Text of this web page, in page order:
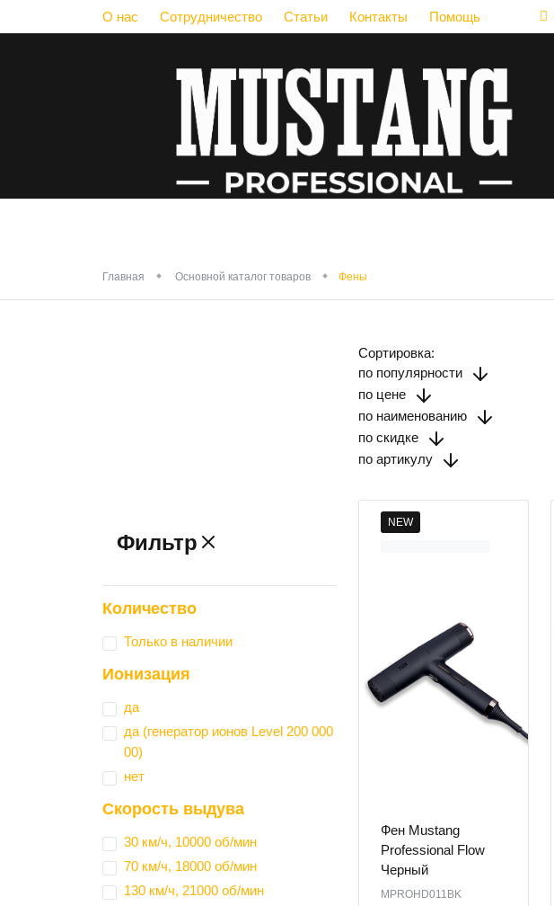
О нас Сотрудничество Статьи Контакты Помощь
Главная Основной каталог товаров Фены
Сортировка:
по популярности
по цене
по наименованию
по скидке
по артикулу
Фильтр
Количество
Только в наличии
Ионизация
да
да (генератор ионов Level 200 000
00)
нет
Скорость выдува
30 км/ч, 10000 об/мин
70 км/ч, 18000 об/мин
130 км/ч, 21000 об/мин
NEW
Фен Mustang
Professional Flow
Черный
MPROHD011BK